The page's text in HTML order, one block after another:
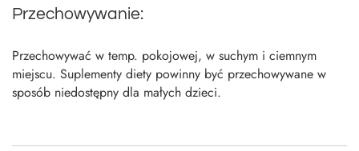
Przechowywanie:
Przechowywać w temp. pokojowej, w suchym i ciemnym
miejscu. Suplementy diety powinny być przechowywane w
sposób niedostępny dla małych dzieci.